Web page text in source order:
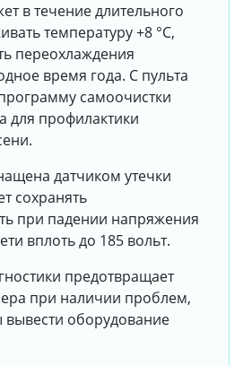
в течение длительного
температуру +8 °С,
переохлаждения
время года. С пульта
самоочистки
для профилактики
датчиком утечки
сохранять
при падении напряжения
вплоть до 185 вольт.
предотвращает
при наличии проблем,
оборудование